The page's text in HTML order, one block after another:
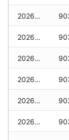
2026-05-18
2026-05-17
2026-05-16
2026-05-15
2026-05-14
2026-05-13